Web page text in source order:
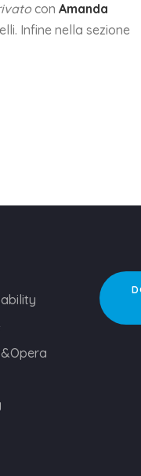
con Amanda
Infine nella sezione